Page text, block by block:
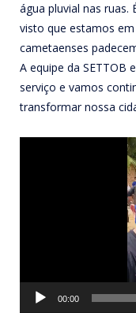
água pluvial nas ruas.
visto que estamos
cametaenses
A equipe da SETTOB
serviço e vamos
transformar nossa
00:00